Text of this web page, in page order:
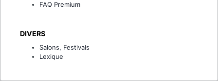
FAQ Premium
DIVERS
Salons, Festivals
Lexique